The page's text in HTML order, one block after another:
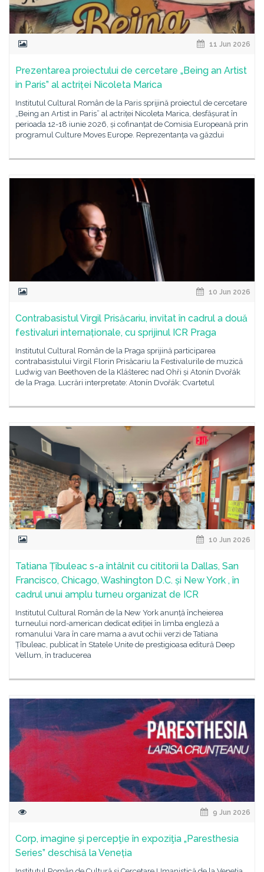
11 Jun 2026
Prezentarea proiectului de cercetare „Being an Artist
in Paris” al actriței Nicoleta Marica
Institutul Cultural Român de la Paris sprijină proiectul de cercetare
„Being an Artist in Paris” al actriței Nicoleta Marica, desfășurat în
perioada 12-18 iunie 2026, și cofinanțat de Comisia Europeană prin
programul Culture Moves Europe. Reprezentanța va găzdui
10 Jun 2026
Contrabasistul Virgil Prisăcariu, invitat în cadrul a două
festivaluri internaționale, cu sprijinul ICR Praga
Institutul Cultural Român de la Praga sprijină participarea
contrabasistului Virgil Florin Prisăcariu la Festivalurile de muzică
Ludwig van Beethoven de la Klášterec nad Ohři și Atonín Dvořák
de la Praga. Lucrări interpretate: Atonín Dvořák: Cvartetul
10 Jun 2026
Tatiana Țîbuleac s-a întâlnit cu cititorii la Dallas, San
Francisco, Chicago, Washington D.C. și New York , în
cadrul unui amplu turneu organizat de ICR
Institutul Cultural Român de la New York anunță încheierea
turneului nord-american dedicat ediției în limba engleză a
romanului Vara în care mama a avut ochii verzi de Tatiana
Țîbuleac, publicat în Statele Unite de prestigioasa editură Deep
Vellum, în traducerea
9 Jun 2026
Corp, imagine şi percepţie în expoziţia „Paresthesia
Series” deschisă la Veneția